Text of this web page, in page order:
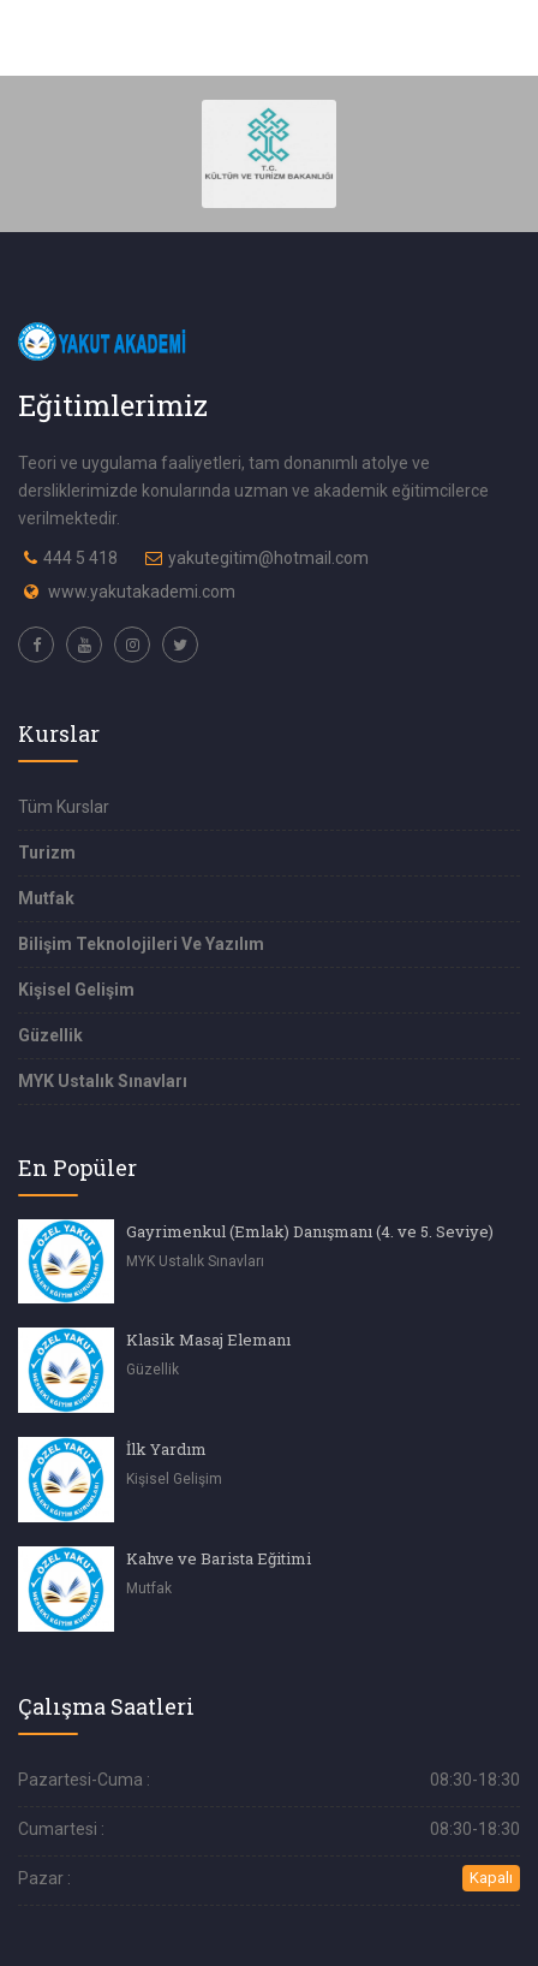
Eğitimlerimiz
Teori ve uygulama faaliyetleri, tam donanımlı atolye ve
dersliklerimizde konularında uzman ve akademik eğitimcilerce
verilmektedir.
444 5 418
yakutegitim@hotmail.com
www.yakutakademi.com
Kurslar
Tüm Kurslar
Turizm
Mutfak
Bilişim Teknolojileri Ve Yazılım
Kişisel Gelişim
Güzellik
MYK Ustalık Sınavları
En Popüler
Gayrimenkul (Emlak) Danışmanı (4. ve 5. Seviye)
MYK Ustalık Sınavları
Klasik Masaj Elemanı
Güzellik
İlk Yardım
Kişisel Gelişim
Kahve ve Barista Eğitimi
Mutfak
Çalışma Saatleri
Pazartesi-Cuma : 08:30-18:30
Cumartesi : 08:30-18:30
Pazar : Kapalı